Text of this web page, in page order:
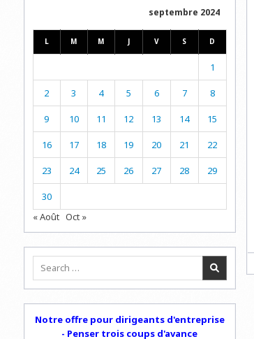
septembre 2024
L M M J V S D
1
2 3 4 5 6 7 8
9 10 11 12 13 14 15
16 17 18 19 20 21 22
23 24 25 26 27 28 29
30
« Août Oct »
Search
Notre offre pour dirigeants d'entreprise
- Penser trois coups d'avance